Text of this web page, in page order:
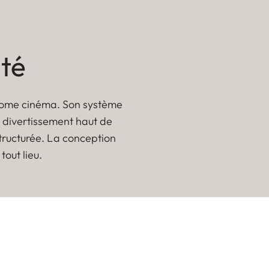
cinéma. Son système
haut de
La conception
lieu.